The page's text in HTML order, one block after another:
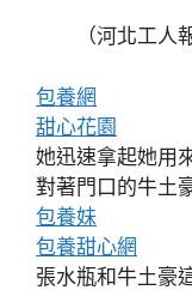
（河北工人
包養網
甜心花園
她迅速拿起她用
對著門口的牛土
包養妹
包養甜心網
張水瓶和牛土豪